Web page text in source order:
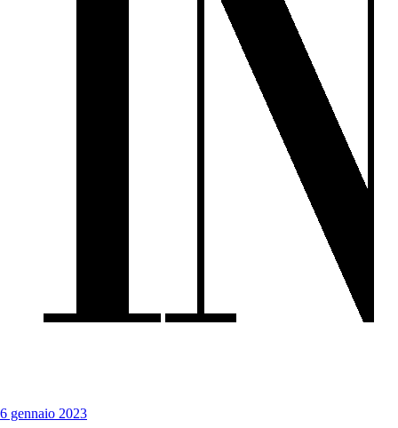
6 gennaio 2023